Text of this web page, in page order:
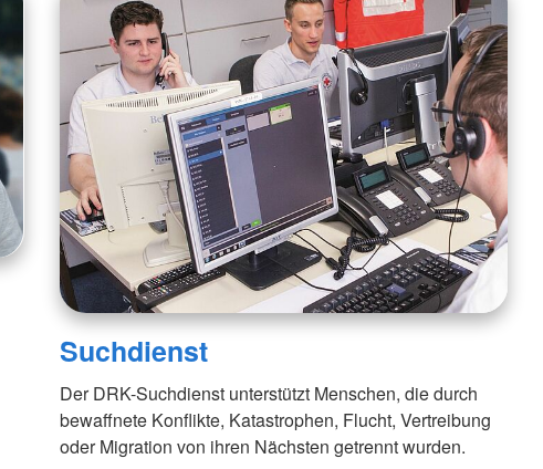
Suchdienst
Der DRK-Suchdienst unterstützt Menschen, die durch
bewaffnete Konflikte, Katastrophen, Flucht, Vertreibung
oder Migration von ihren Nächsten getrennt wurden.